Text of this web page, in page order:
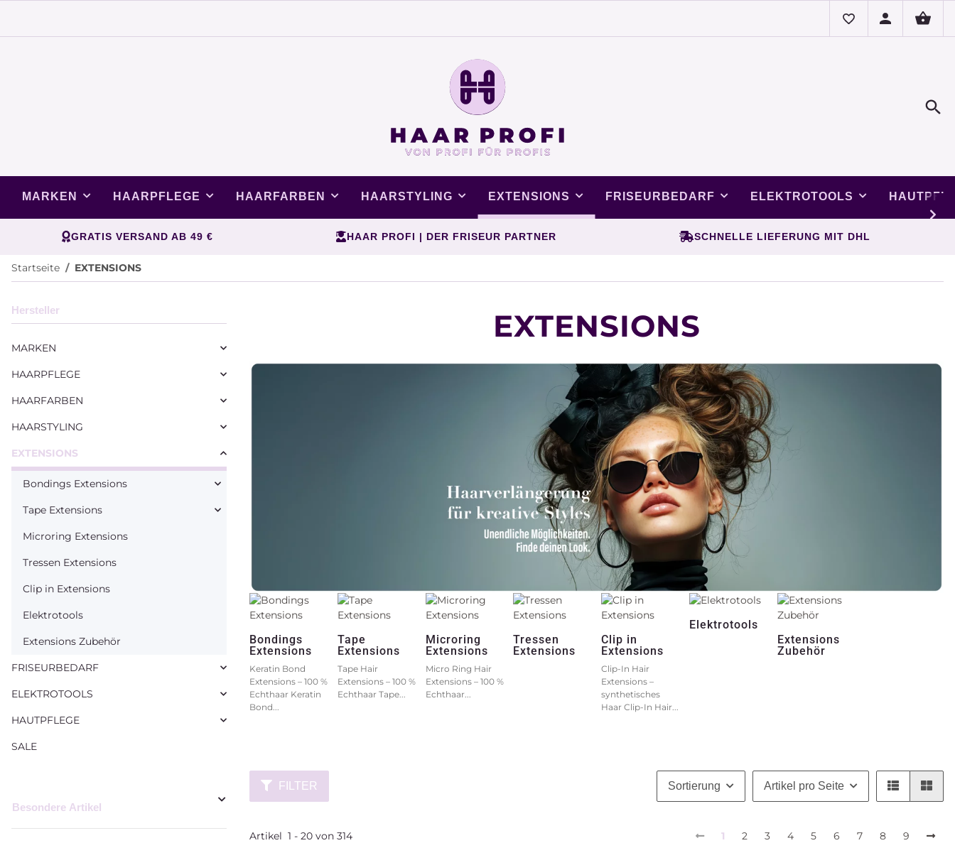
MARKEN HAARPFLEGE HAARFARBEN HAARSTYLING EXTENSIONS FRISEURBEDARF ELEKTROTOOLS
GRATIS VERSAND AB 49 € HAAR PROFI | DER FRISEUR PARTNER SCHNELLE LIEFERUNG MIT DHL
Startseite EXTENSIONS
EXTENSIONS
Bondings
Extensions
Keratin Bond
Extensions – 100 %
Echthaar Keratin
Bond...
Tape
Extensions
Tape Hair
Extensions – 100 %
Echthaar Tape...
Microring
Extensions
Micro Ring Hair
Extensions – 100 %
Echthaar...
Tressen
Extensions
Clip in
Extensions
Clip-In Hair
Extensions –
synthetisches
Haar Clip-In Hair...
Elektrotools
Extensions
Zubehör
FILTER Sortierung Artikel pro Seite
Artikel 1 - 20 von 314 1 2 3 4 5 6 7 8 9
Hersteller
MARKEN
HAARPFLEGE
HAARFARBEN
HAARSTYLING
EXTENSIONS
Bondings Extensions
Tape Extensions
Microring Extensions
Tressen Extensions
Clip in Extensions
Elektrotools
Extensions Zubehör
FRISEURBEDARF
ELEKTROTOOLS
HAUTPFLEGE
SALE